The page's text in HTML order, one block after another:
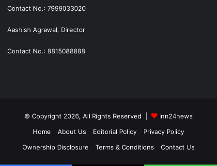
Contact No.: 7999033020
Aashish Agrawal, Director
Contact No.: 8815088888
© Copyright 2026, All Rights Reserved |
inn24news
Home
About Us Editorial Policy
Privacy Policy
Ownership Disclosure
Terms & Conditions Contact Us